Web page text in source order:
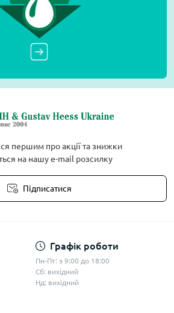
першим про акції та знижки
на нашу e-mail розсилку
Підписатися
Графік роботи
Пн-Пт: з 9:00 до 18:00
Сб: вихідний
Нд: вихідний